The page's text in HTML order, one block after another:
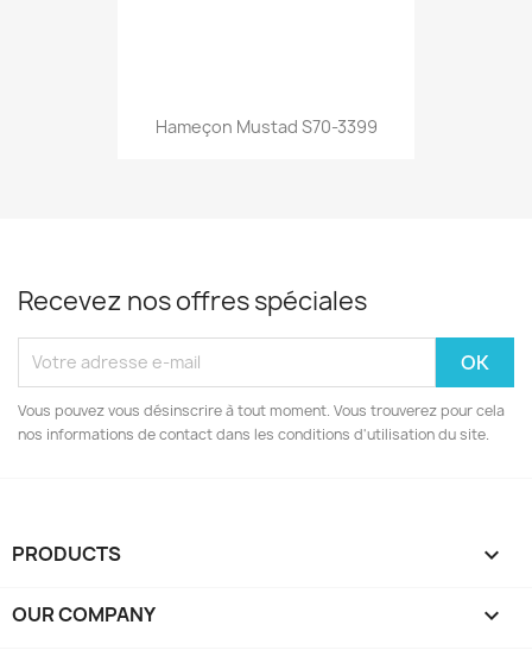
Hameçon Mustad S70-3399
Recevez nos offres spéciales
Vous pouvez vous désinscrire à tout moment. Vous trouverez pour cela
nos informations de contact dans les conditions d'utilisation du site.
PRODUCTS 
OUR COMPANY 